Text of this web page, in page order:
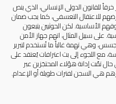
خرقاً للقانون الدولي الإنساني، الذي ينص
للاعتقال التعسفي، كما يجب ضمان
الأساسية. لكن الحوثيين يتبعون
على سبيل المثال، اتهم جهاز الأمن
وهي تهمة غالباً ما تُستخدم لتبرير
مع اللجوء إلى بث اعترافات يُعتقد على
تمّت إدانة هؤلاء المحتجَزين عبر
هي السجن لفترات طويلة أو الإعدام.